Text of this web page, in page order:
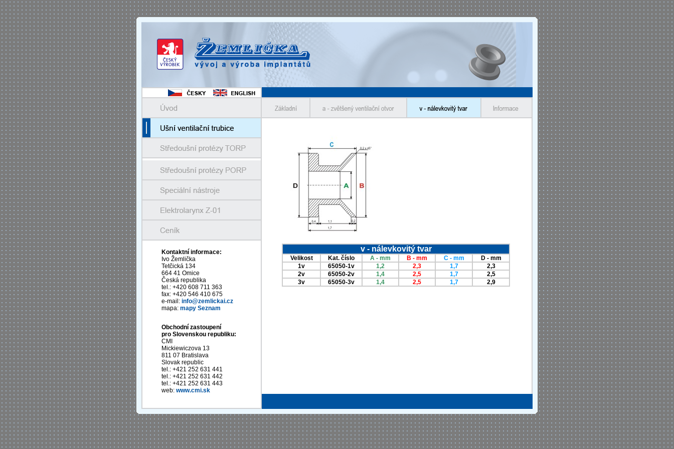
Kontaktní informace:
Ivo Žemlička
Tetčická 134
664 41 Omice
Česká republika
tel.: +420 608 711 363
fax: +420 546 410 675
e-mail: info@zemlickai.cz
mapa: mapy Seznam
Obchodní zastoupení
pro Slovenskou republiku:
CMI
Mickiewiczova 13
811 07 Bratislava
Slovak republic
tel.: +421 252 631 441
tel.: +421 252 631 442
tel.: +421 252 631 443
web: www.cmi.sk
v - nálevkovitý tvar
Velikost Kat. číslo A - mm B - mm C - mm
D - mm
1v
65050-1v 1,2 2,3 1,7
2,3
2v
65050-2v 1,4 2,5 1,7
2,5
3v
65050-3v 1,4 2,5 1,7 2,9